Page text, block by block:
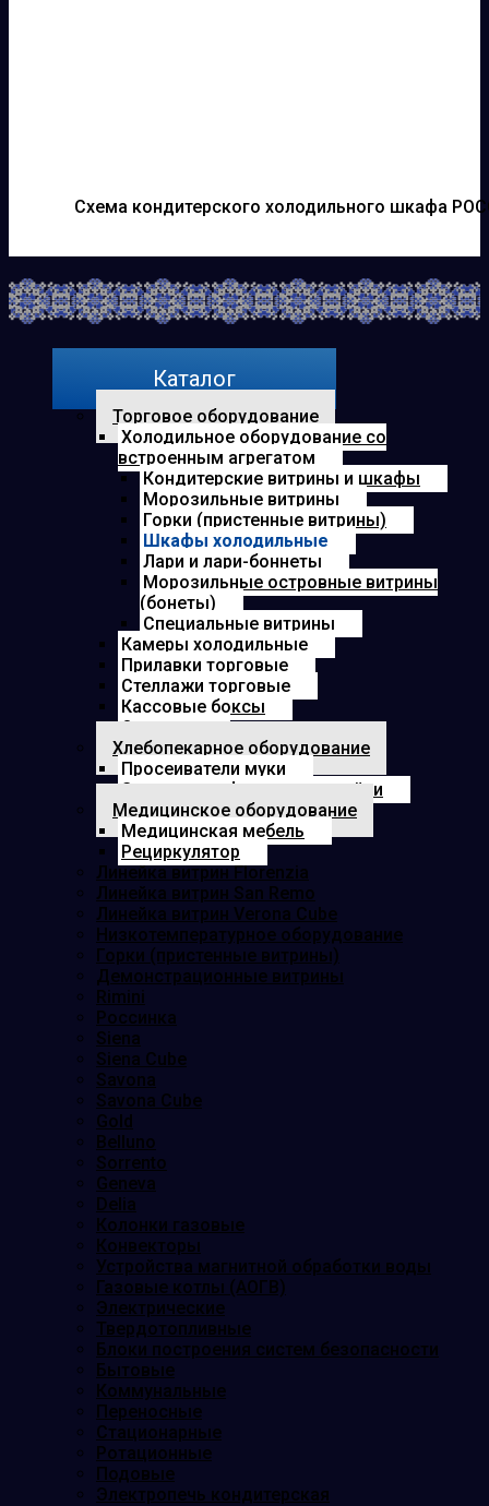
Схема кондитерского холодильного шкафа
Каталог
Торговое оборудование
Холодильное оборудование со
встроенным агрегатом
Кондитерские витрины и шкафы
Морозильные витрины
Горки (пристенные витрины)
Шкафы холодильные
Лари и лари-боннеты
Морозильные островные витрины
(бонеты)
Специальные витрины
Камеры холодильные
Прилавки торговые
Стеллажи торговые
Кассовые боксы
Озонатор
Хлебопекарное оборудование
Просеиватели муки
Электрошкафы для расстойки
Медицинское оборудование
Медицинская мебель
Рециркулятор
Линейка витрин Florenzia
Линейка витрин San Remo
Линейка витрин Verona Cube
Низкотемпературное оборудование
Горки (пристенные витрины)
Демонстрационные витрины
Rimini
Россинка
Siena
Siena Cube
Savona
Savona Cube
Gold
Belluno
Sorrento
Geneva
Delia
Колонки газовые
Конвекторы
Устройства магнитной обработки воды
Газовые котлы (АОГВ)
Электрические
Твердотопливные
Блоки построения систем безопасности
Бытовые
Коммунальные
Переносные
Стационарные
Ротационные
Подовые
Электропечь кондитерская